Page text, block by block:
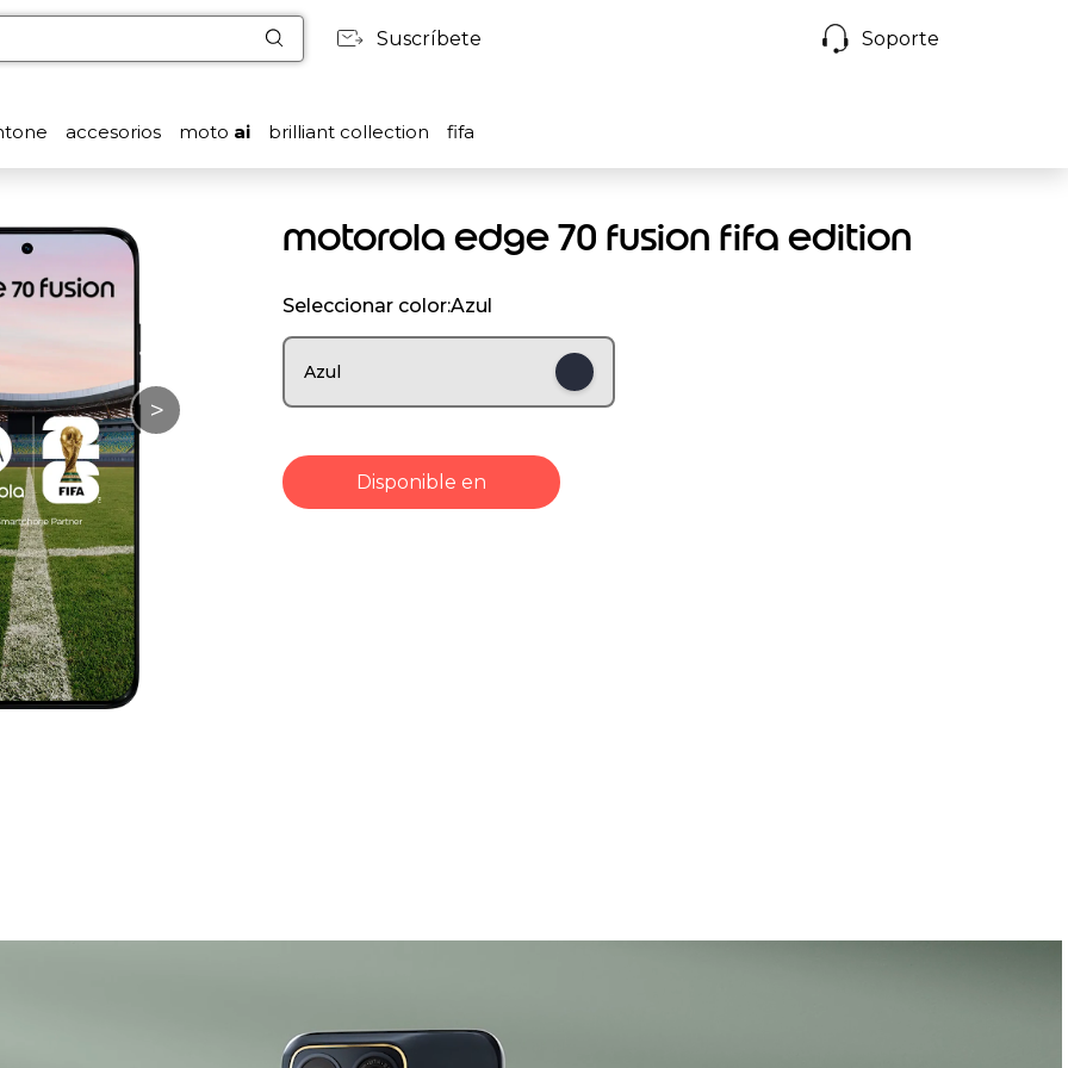
Suscríbete Soporte
accesorios moto ai brilliant collection fifa
>
motorola edge 70 fusion fifa edition
Seleccionar color:Azul
Azul
Disponible en